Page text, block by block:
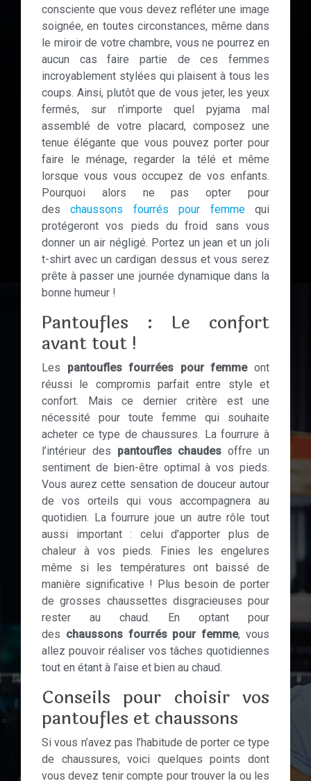
consciente que vous devez refléter une image
soignée, en toutes circonstances, même dans
le miroir de votre chambre, vous ne pourrez en
aucun cas faire partie de ces femmes
incroyablement stylées qui plaisent à tous les
coups. Ainsi, plutôt que de vous jeter, les yeux
fermés, sur n’importe quel pyjama mal
assemblé de votre placard, composez une
tenue élégante que vous pouvez porter pour
faire le ménage, regarder la télé et même
lorsque vous vous occupez de vos enfants.
Pourquoi alors ne pas opter pour
deschaussons fourrés pour femmequi
protégeront vos pieds du froid sans vous
donner un air négligé. Portez un jean et un joli
t-shirt avec un cardigan dessus et vous serez
prête à passer une journée dynamique dans la
bonne humeur !
Pantoufles : Le confort
avant tout !
Les pantoufles fourrées pour femmeont
réussi le compromis parfait entre style et
confort. Mais ce dernier critère est une
nécessité pour toute femme qui souhaite
acheter ce type de chaussures. La fourrure à
l’intérieur des pantoufles chaudes offre un
sentiment de bien-être optimal à vos pieds.
Vous aurez cette sensation de douceur autour
de vos orteils qui vous accompagnera au
quotidien. La fourrure joue un autre rôle tout
aussi important : celui d’apporter plus de
chaleur à vos pieds. Finies les engelures
même si les températures ont baissé de
manière significative ! Plus besoin de porter
de grosses chaussettes disgracieuses pour
rester au chaud. En optant pour
des chaussons fourrés pour femme, vous
allez pouvoir réaliser vos tâches quotidiennes
tout en étant à l’aise et bien au chaud.
Conseils pour choisir vos
pantoufles et chaussons
Si vous n’avez pas l’habitude de porter ce type
de chaussures, voici quelques points dont
vous devez tenir compte pour trouver la ou les